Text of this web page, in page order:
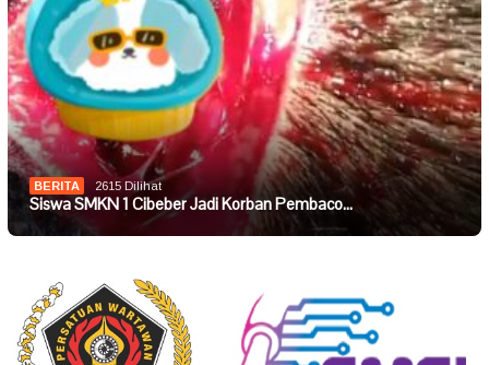
BERITA 2615 Dilihat
Siswa SMKN 1 Cibeber Jadi Korban Pembaco…